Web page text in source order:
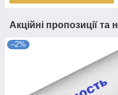
Акційні пропозиції та
–2%